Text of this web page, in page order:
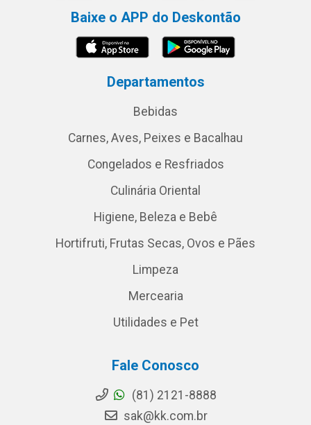
Baixe o APP do Deskontão
Departamentos
Bebidas
Carnes, Aves, Peixes e Bacalhau
Congelados e Resfriados
Culinária Oriental
Higiene, Beleza e Bebê
Hortifruti, Frutas Secas, Ovos e Pães
Limpeza
Mercearia
Utilidades e Pet
Fale Conosco
(81) 2121-8888
sak@kk.com.br